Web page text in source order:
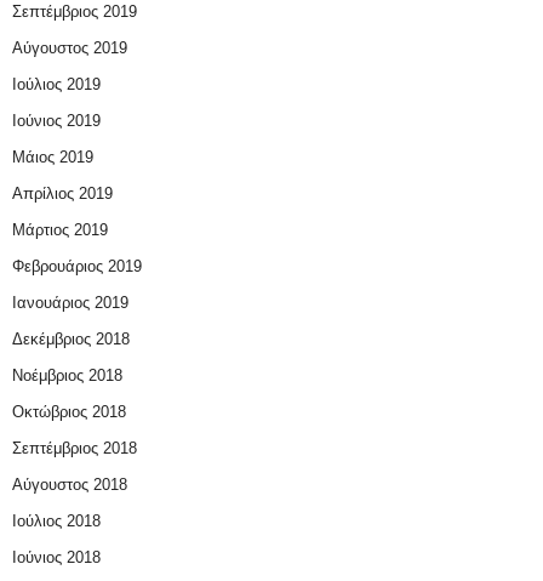
Σεπτέμβριος 2019
Αύγουστος 2019
Ιούλιος 2019
Ιούνιος 2019
Μάιος 2019
Απρίλιος 2019
Μάρτιος 2019
Φεβρουάριος 2019
Ιανουάριος 2019
Δεκέμβριος 2018
Νοέμβριος 2018
Οκτώβριος 2018
Σεπτέμβριος 2018
Αύγουστος 2018
Ιούλιος 2018
Ιούνιος 2018